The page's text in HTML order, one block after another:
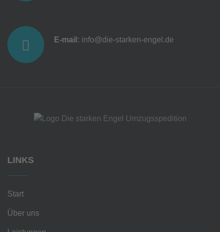
E-mail: info@die-starken-engel.de
LINKS
Start
Über uns